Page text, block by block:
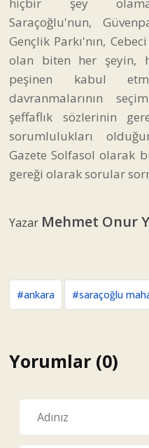
Saraçoğlu'nun,
Gençlik Parkı'nın,
olan biten her şeyin,
peşinen kabul
davranmalarının
şeffaflık sözlerinin
sorumlulukları
Gazete Solfasol olarak
gereği olarak sorular
Yazar Mehmet Onur
#ankara #saraçoğlu
Yorumlar (0)